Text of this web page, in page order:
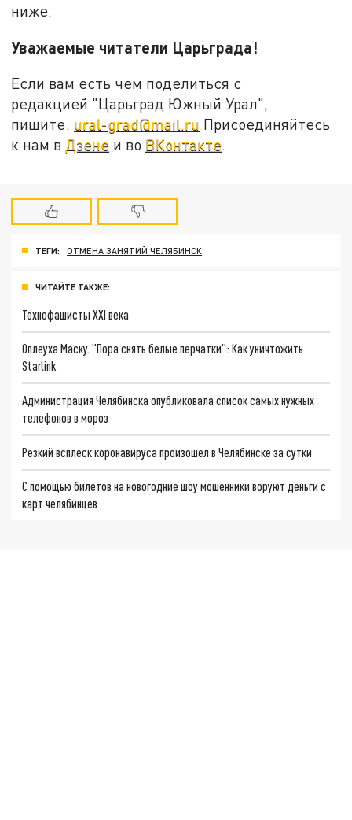
ниже.
Уважаемые читатели Царьграда!
Если вам есть чем поделиться с
редакцией "Царьград Южный Урал",
пишите: ural-grad@mail.ru Присоединяйтесь
к нам в Дзене и во ВКонтакте.
ТЕГИ: ОТМЕНА ЗАНЯТИЙ ЧЕЛЯБИНСК
ЧИТАЙТЕ ТАКЖЕ:
Технофашисты XXI века
Оплеуха Маску. "Пора снять белые перчатки": Как уничтожить
Starlink
Администрация Челябинска опубликовала список самых нужных
телефонов в мороз
Резкий всплеск коронавируса произошел в Челябинске за сутки
С помощью билетов на новогодние шоу мошенники воруют деньги с
карт челябинцев